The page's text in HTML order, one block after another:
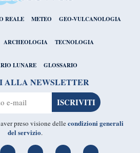
REALE METEO GEO-VULCANOLOGIA
ARCHEOLOGIA TECNOLOGIA
LUNARE GLOSSARIO
ALLA NEWSLETTER
preso visione dellecondizioni generali
del servizio.